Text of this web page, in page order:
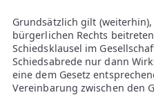
Grundsätzlich gilt
bürgerlichen Rechts
Schiedsklausel im
Schiedsabrede nur dann
eine dem Gesetz
Vereinbarung zwischen den